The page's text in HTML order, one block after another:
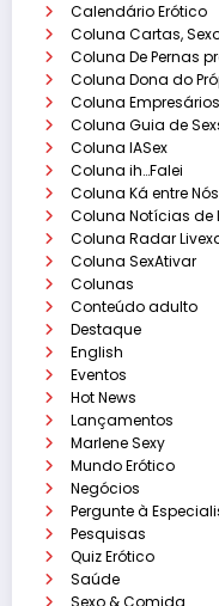
Calendário Erótico
Coluna Cartas,
Coluna De Pernas
Coluna Dona do
Coluna
Coluna Guia de
Coluna IASex
Coluna ih…Falei
Coluna Ká entre Nós
Coluna Notícias de
Coluna Radar
Coluna SexAtivar
Colunas
Conteúdo adulto
Destaque
English
Eventos
Hot News
Lançamentos
Marlene Sexy
Mundo Erótico
Negócios
Pergunte à
Pesquisas
Quiz Erótico
Saúde